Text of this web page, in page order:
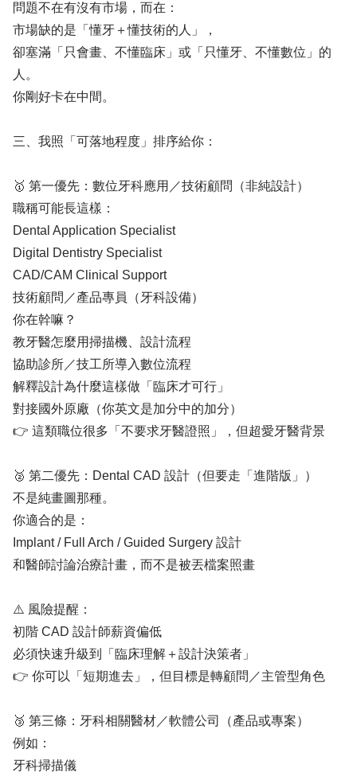
問題不在有沒有市場，而在：
市場缺的是「懂牙＋懂技術的人」，
卻塞滿「只會畫、不懂臨床」或「只懂牙、不懂數位」的
人。
你剛好卡在中間。
三、我照「可落地程度」排序給你：
🥇 第一優先：數位牙科應用／技術顧問（非純設計）
職稱可能長這樣：
Dental Application Specialist
Digital Dentistry Specialist
CAD/CAM Clinical Support
技術顧問／產品專員（牙科設備）
你在幹嘛？
教牙醫怎麼用掃描機、設計流程
協助診所／技工所導入數位流程
解釋設計為什麼這樣做「臨床才可行」
對接國外原廠（你英文是加分中的加分）
👉 這類職位很多「不要求牙醫證照」，但超愛牙醫背景
🥈 第二優先：Dental CAD 設計（但要走「進階版」）
不是純畫圖那種。
你適合的是：
Implant / Full Arch / Guided Surgery 設計
和醫師討論治療計畫，而不是被丟檔案照畫
⚠️ 風險提醒：
初階 CAD 設計師薪資偏低
必須快速升級到「臨床理解＋設計決策者」
👉 你可以「短期進去」，但目標是轉顧問／主管型角色
🥉 第三條：牙科相關醫材／軟體公司（產品或專案）
例如：
牙科掃描儀